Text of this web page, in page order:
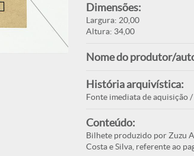
Dimensões:
Largura: 20,00
Altura: 34,00
Nome do produtor/
História arquivística:
Fonte imediata de aquisição
Conteúdo:
Bilhete produzido por Zuzu
Costa e Silva, referente ao